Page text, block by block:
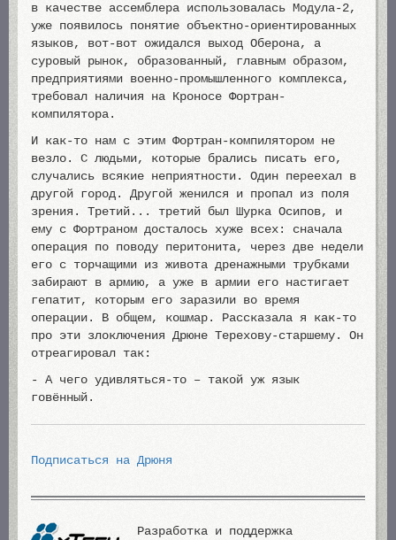
в качестве ассемблера использовалась Модула-2,
уже появилось понятие объектно-ориентированных
языков, вот-вот ожидался выход Оберона, а
суровый рынок, образованный, главным образом,
предприятиями военно-промышленного комплекса,
требовал наличия на Кроносе Фортран-
компилятора.
И как-то нам с этим Фортран-компилятором не
везло. С людьми, которые брались писать его,
случались всякие неприятности. Один переехал в
другой город. Другой женился и пропал из поля
зрения. Третий... третий был Шурка Осипов, и
ему с Фортраном досталось хуже всех: сначала
операция по поводу перитонита, через две недели
его с торчащими из живота дренажными трубками
забирают в армию, а уже в армии его настигает
гепатит, которым его заразили во время
операции. В общем, кошмар. Рассказала я как-то
про эти злоключения Дрюне Терехову-старшему. Он
отреагировал так:
- А чего удивляться-то – такой уж язык
говённый.
Подписаться на Дрюня
Разработка и поддержка